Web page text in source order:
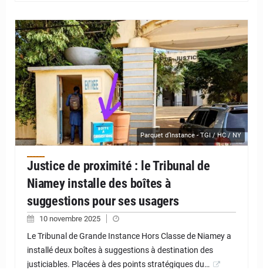
Parquet d’Instance - TGI / HC / NY
Justice de proximité : le Tribunal de
Niamey installe des boîtes à
suggestions pour ses usagers
10 novembre 2025
Le Tribunal de Grande Instance Hors Classe de Niamey a
installé deux boîtes à suggestions à destination des
justiciables. Placées à des points stratégiques du…